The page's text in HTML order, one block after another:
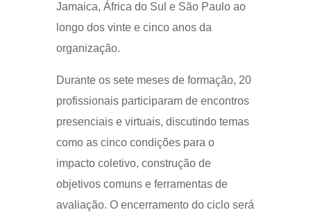
Jamaica, África do Sul e São Paulo ao
longo dos vinte e cinco anos da
organização.
Durante os sete meses de formação, 20
profissionais participaram de encontros
presenciais e virtuais, discutindo temas
como as cinco condições para o
impacto coletivo, construção de
objetivos comuns e ferramentas de
avaliação. O encerramento do ciclo será